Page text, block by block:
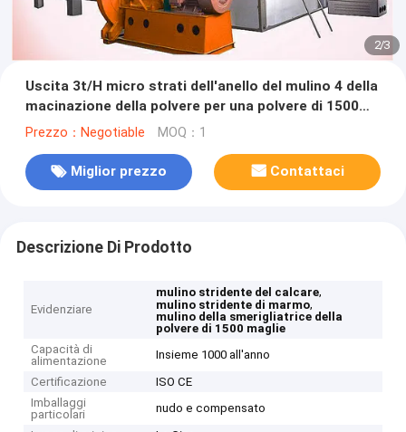
2/3
Uscita 3t/H micro strati dell'anello del mulino 4 della
macinazione della polvere per una polvere di 1500
maglie
Prezzo：Negotiable MOQ：1
Miglior prezzo Contattaci
Descrizione Di Prodotto
Evidenziare
mulino stridente del calcare,
mulino stridente di marmo,
mulino della smerigliatrice della
polvere di 1500 maglie
Capacità di
alimentazione
Insieme 1000 all'anno
Certificazione
ISO CE
Imballaggi
particolari
nudo e compensato